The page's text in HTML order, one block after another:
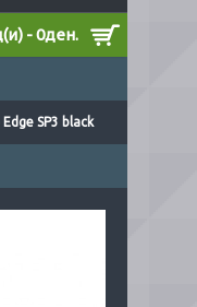
- 0ден.
SP3 black